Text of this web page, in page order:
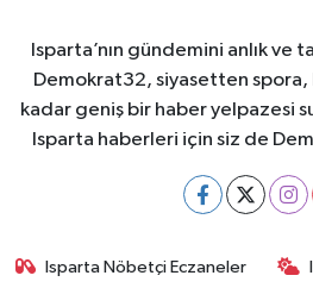
Isparta’nın gündemini anlık ve
Demokrat32, siyasetten
kadar geniş bir haber yelpazesi
Isparta haberleri için siz de
Isparta Nöbetçi Eczaneler